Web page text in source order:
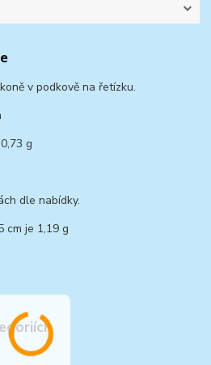
v podkově na řetízku.
g
dle nabídky.
cm je 1,19 g